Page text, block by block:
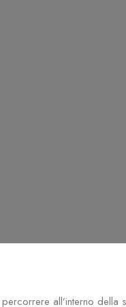
all’interno della